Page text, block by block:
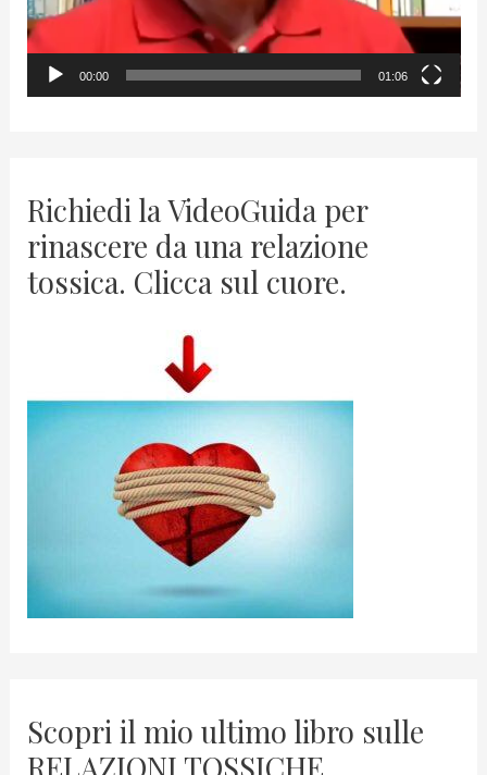
a
y
00:00 01:06
Richiedi la VideoGuida per
rinascere da una relazione
tossica. Clicca sul cuore.
Scopri il mio ultimo libro sulle
RELAZIONI TOSSICHE